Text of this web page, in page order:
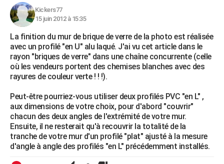
Kickers77
15 juin 2012 à 15:35
La finition du mur de brique de verre de la photo est réalisée
avec un profilé "en U" alu laqué. J'ai vu cet article dans le
rayon "briques de verre" dans une chaîne concurrente (celle
où les vendeurs portent des chemises blanches avec des
rayures de couleur verte ! ! !).
Peut-être pourriez-vous utiliser deux profilés PVC "en L" ,
aux dimensions de votre choix, pour d'abord "couvrir"
chacun des deux angles de l'extrémité de votre mur.
Ensuite, il ne resterait qu'à recouvrir la totalité de la
tranche de votre mur d'un profilé "plat" ajusté à la mesure
d'angle à angle des profilés "en L" précédemment installés.